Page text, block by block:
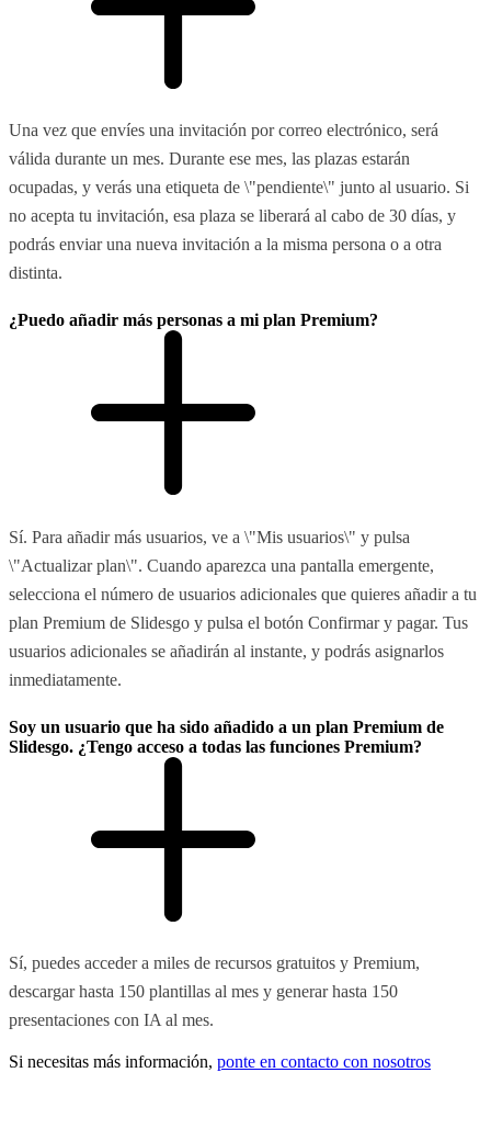
Una vez que envíes una invitación por correo electrónico, será
válida durante un mes. Durante ese mes, las plazas estarán
ocupadas, y verás una etiqueta de \"pendiente\" junto al usuario. Si
no acepta tu invitación, esa plaza se liberará al cabo de 30 días, y
podrás enviar una nueva invitación a la misma persona o a otra
distinta.
¿Puedo añadir más personas a mi plan Premium?
Sí. Para añadir más usuarios, ve a \"Mis usuarios\" y pulsa
\"Actualizar plan\". Cuando aparezca una pantalla emergente,
selecciona el número de usuarios adicionales que quieres añadir a tu
plan Premium de Slidesgo y pulsa el botón Confirmar y pagar. Tus
usuarios adicionales se añadirán al instante, y podrás asignarlos
inmediatamente.
Soy un usuario que ha sido añadido a un plan Premium de
Slidesgo. ¿Tengo acceso a todas las funciones Premium?
Sí, puedes acceder a miles de recursos gratuitos y Premium,
descargar hasta 150 plantillas al mes y generar hasta 150
presentaciones con IA al mes.
Si necesitas más información, ponte en contacto con nosotros